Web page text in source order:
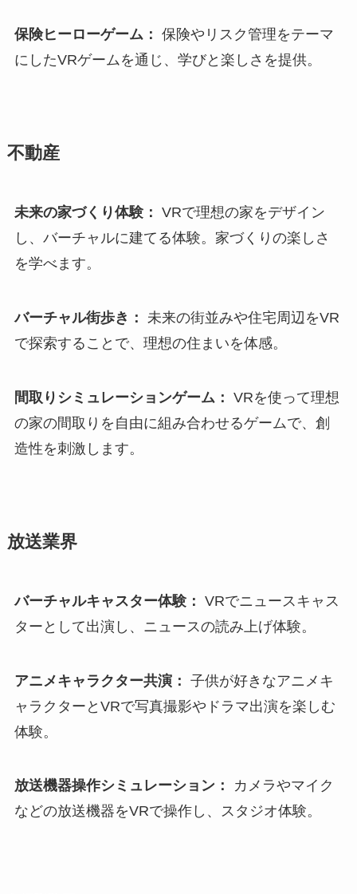
保険ヒーローゲーム： 保険やリスク管理をテーマ
にしたVRゲームを通じ、学びと楽しさを提供。
不動産
未来の家づくり体験： VRで理想の家をデザイン
し、バーチャルに建てる体験。家づくりの楽しさ
を学べます。
バーチャル街歩き：
未来の街並みや住宅周辺をVR
で探索することで、理想の住まいを体感。
間取りシミュレーションゲーム： VRを使って理想
の家の間取りを自由に組み合わせるゲームで、創
造性を刺激します。
放送業界
バーチャルキャスター体験： VRでニュースキャス
ターとして出演し、ニュースの読み上げ体験。
アニメキャラクター共演： 子供が好きなアニメキ
ャラクターとVRで写真撮影やドラマ出演を楽しむ
体験。
放送機器操作シミュレーション：
カメラやマイク
などの放送機器をVRで操作し、スタジオ体験。